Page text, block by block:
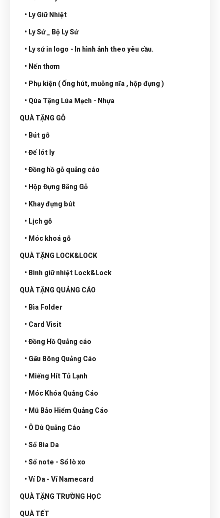
• Ly Giữ Nhiệt
• Ly Sứ _ Bộ Ly Sứ
• Ly sứ in logo - In hình ảnh theo yêu cầu.
• Nến thơm
• Phụ kiện ( Ống hút, muỗng nĩa , hộp đựng )
• Qùa Tặng Lúa Mạch - Nhựa
QUÀ TẶNG GỖ
• Bút gỗ
• Đế lót ly
• Đồng hồ gỗ quảng cáo
• Hộp Đựng Bằng Gỗ
• Khay đựng bút
• Lịch gỗ
• Móc khoá gỗ
QUÀ TẶNG LOCK&LOCK
• Bình giữ nhiệt Lock&Lock
QUÀ TẶNG QUẢNG CÁO
• Bìa Folder
• Card Visit
• Đồng Hồ Quảng cáo
• Gấu Bông Quảng Cáo
• Miếng Hít Tủ Lạnh
• Móc Khóa Quảng Cáo
• Mũ Bảo Hiểm Quảng Cáo
• Ô Dù Quảng Cáo
• Sổ Bìa Da
• Sổ note - Sổ lò xo
• Ví Da - Ví Namecard
QUÀ TẶNG TRƯỜNG HỌC
QUÀ TẾT